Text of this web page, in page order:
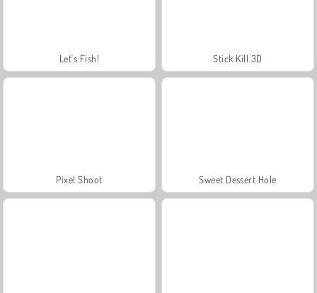
Let's Fish! Stick Kill 3D
Pixel Shoot Sweet Dessert Hole